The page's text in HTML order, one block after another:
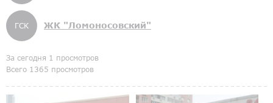
ГСК ЖК "Ломоносовский"
За сегодня 1 просмотров
Всего 1365 просмотров